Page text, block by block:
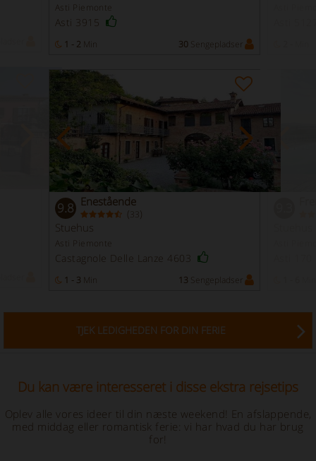
Asti Piemonte
Asti 3915
1 - 2 Min 30 Sengepladser
9.8 Enestående
( 33 )
Stuehus
Asti Piemonte
Castagnole Delle Lanze 4603
1 - 3 Min 13 Sengepladser
TJEK LEDIGHEDEN FOR DIN FERIE
Du kan være interesseret i disse ekstra rejsetips
Oplev alle vores ideer til din næste weekend! En afslappende,
med middag eller romantisk ferie: vi har hvad du har brug
for!